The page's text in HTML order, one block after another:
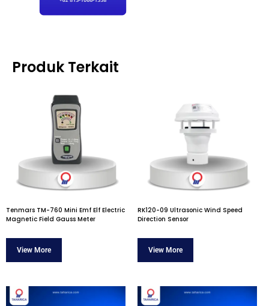
Produk Terkait
Tenmars TM-760 Mini Emf Elf Electric
Magnetic Field Gauss Meter
RK120-09 Ultrasonic Wind Speed
Direction Sensor